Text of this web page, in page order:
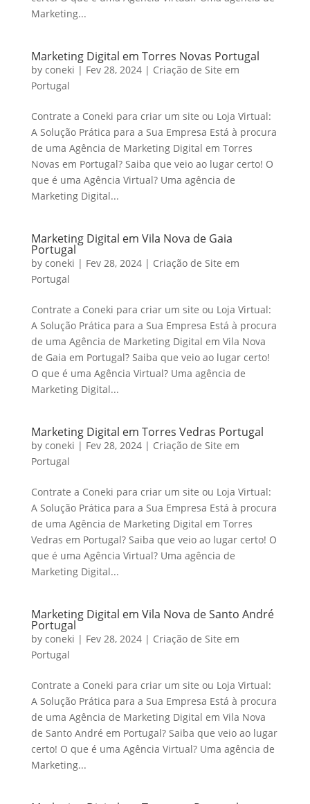
Marketing...
Marketing Digital em Torres Novas Portugal
by coneki | Fev 28, 2024| Criação de Site em
Portugal
Contrate a Coneki para criar um site ou Loja Virtual:
A Solução Prática para a Sua Empresa Está à procura
de uma Agência de Marketing Digital em Torres
Novas em Portugal? Saiba que veio ao lugar certo! O
que é uma Agência Virtual? Uma agência de
Marketing Digital...
Marketing Digital em Vila Nova de Gaia
Portugal
by coneki | Fev 28, 2024| Criação de Site em
Portugal
Contrate a Coneki para criar um site ou Loja Virtual:
A Solução Prática para a Sua Empresa Está à procura
de uma Agência de Marketing Digital em Vila Nova
de Gaia em Portugal? Saiba que veio ao lugar certo!
O que é uma Agência Virtual? Uma agência de
Marketing Digital...
Marketing Digital em Torres Vedras Portugal
by coneki | Fev 28, 2024| Criação de Site em
Portugal
Contrate a Coneki para criar um site ou Loja Virtual:
A Solução Prática para a Sua Empresa Está à procura
de uma Agência de Marketing Digital em Torres
Vedras em Portugal? Saiba que veio ao lugar certo! O
que é uma Agência Virtual? Uma agência de
Marketing Digital...
Marketing Digital em Vila Nova de Santo André
Portugal
by coneki | Fev 28, 2024| Criação de Site em
Portugal
Contrate a Coneki para criar um site ou Loja Virtual:
A Solução Prática para a Sua Empresa Está à procura
de uma Agência de Marketing Digital em Vila Nova
de Santo André em Portugal? Saiba que veio ao lugar
certo! O que é uma Agência Virtual? Uma agência de
Marketing...